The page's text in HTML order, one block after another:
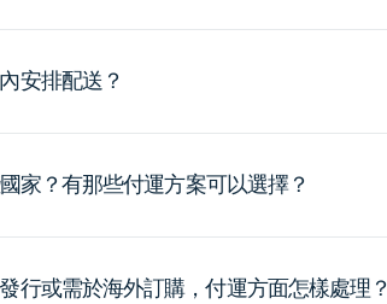
安排配送？
家？有那些付運方案可以選擇？
行或需於海外訂購，付運方面怎樣處理？